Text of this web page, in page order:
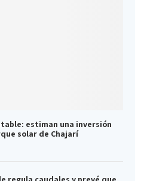
estiman una inversión
solar de Chajarí